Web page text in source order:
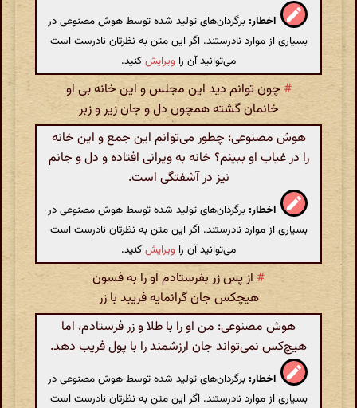
اخطار: برگردان‌های تولید شده توسط هوش مصنوعی در
بسیاری از موارد نادرستند. اگر این متن به نظرتان نادرست است
می‌توانید آن را ویرایشکنید.
# چون توانم دید این مجلس و این خانه بی او
خانمان گشته همچون دل و جان زیر و زبر
هوش مصنوعی: چطور می‌توانم این جمع و این خانه
را در غیاب او ببینم؟ خانه به ویرانی افتاده و دل و جانم
نیز در آشفتگی است.
اخطار: برگردان‌های تولید شده توسط هوش مصنوعی در
بسیاری از موارد نادرستند. اگر این متن به نظرتان نادرست است
می‌توانید آن را ویرایشکنید.
# از پس زر بفرستادم او را به فسون
هیچکس جان گرانمایه فریبد با زر
هوش مصنوعی: من او را با طلا و زر فرستادم، اما
هیچ‌کس نمی‌تواند جان ارزشمند را با پول فریب دهد.
اخطار: برگردان‌های تولید شده توسط هوش مصنوعی در
بسیاری از موارد نادرستند. اگر این متن به نظرتان نادرست است